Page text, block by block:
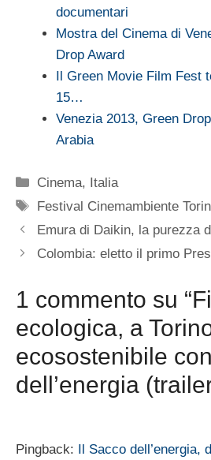
documentari
Mostra del Cinema di
Drop Award
Il Green Movie Film Fest
15…
Venezia 2013, Green
Arabia
Categorie
Cinema, Italia
Tag
Festival Cinemambiente
Emura di Daikin, la purezza
Colombia: eletto il primo
1 commento su
ecologica, a
ecosostenibile
dell’energia
Pingback: Il Sacco dell’energia,